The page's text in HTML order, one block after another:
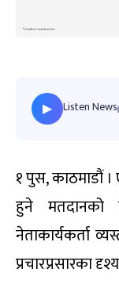
▶ Listen News
१ पुस, काठमाडौं
हुने मतदानको
नेताकार्यकर्ता
प्रचारप्रसारका